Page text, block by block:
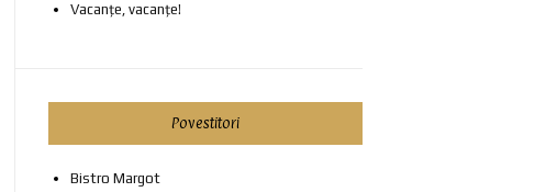
Vacanțe, vacanțe!
Povestitori
Bistro Margot